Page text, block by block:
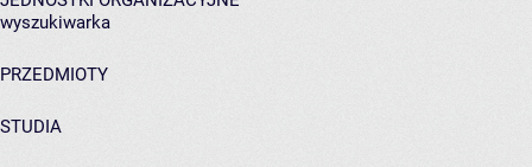
wyszukiwarka
PRZEDMIOTY
STUDIA